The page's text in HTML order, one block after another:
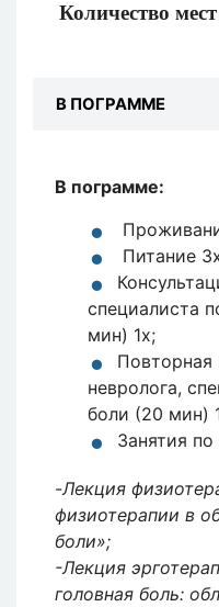
Количество
В ПОГРАММЕ
В пограмме:
Питание
специалиста
мин) 1x;
Повторная
невролога,
боли (20 мин)
Занятия
-Лекция
физиотерапии в
боли»;
-Лекция
головная боль: